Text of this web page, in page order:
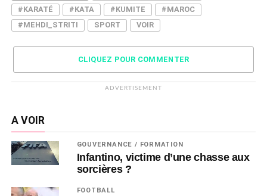
#KARATÉ
#KATA #KUMITE
#MAROC
#MEHDI_STRITI
SPORT VOIR
CLIQUEZ POUR COMMENTER
ADVERTISEMENT
A VOIR
GOUVERNANCE / FORMATION
Infantino, victime d’une chasse aux
sorcières ?
FOOTBALL